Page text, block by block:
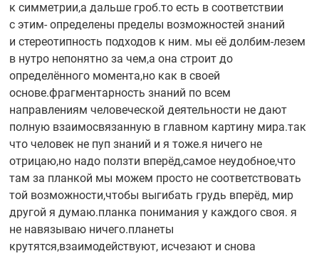
к симметрии,а дальше гроб.то есть в соответствии
с этим- определены пределы возможностей знаний
и стереотипность подходов к ним. мы еёдолбим-лезем
в нутро непонятно за чем,а она строит до
определённого момента,но как в своей
основе.фрагментарность знаний по всем
направлениям человеческой деятельности не дают
полную взаимосвязанную в главном картину мира.так
что человек не пуп знаний и я тоже.я ничего не
отрицаю,но надо ползти вперёд,самое неудобное,что
там за планкой мы можем просто не соответствовать
той возможности,чтобы выгибать грудь вперёд, мир
другой я думаю.планка понимания у каждого своя. я
не навязываю ничего.планеты
крутятся,взаимодействуют, исчезают и снова